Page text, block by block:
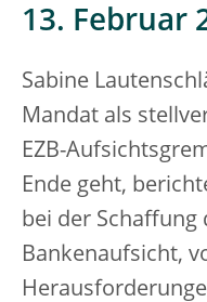
13. Februar
Sabine
Mandat als
EZB-
Ende geht,
bei der Schaffung
Bankenaufsicht,